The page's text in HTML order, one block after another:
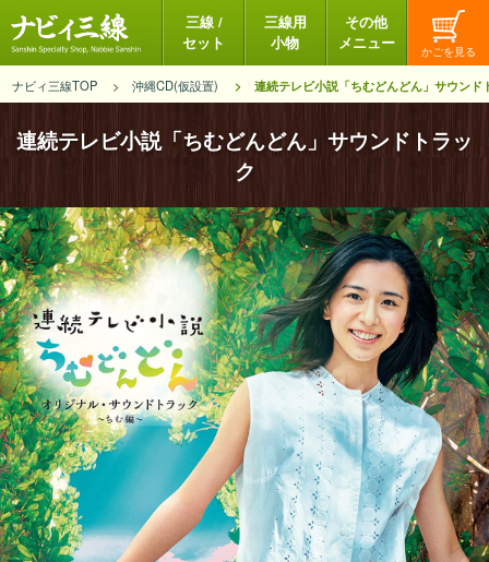
三線 /
セット
三線用
小物
その他
メニュー
ナビィ三線TOP 沖縄CD(仮設置) 連続テレビ小説「ちむどんどん」サウンド
連続テレビ小説「ちむどんどん」サウンドトラッ
ク